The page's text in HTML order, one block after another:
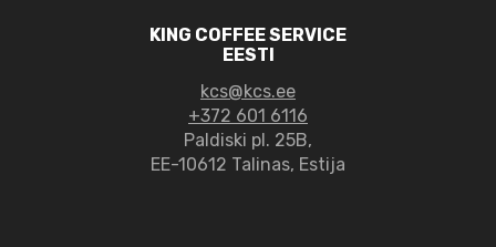
KING COFFEE SERVICE
EESTI
kcs@kcs.ee
+372 601 6116
Paldiski pl. 25B,
EE-10612 Talinas, Estija